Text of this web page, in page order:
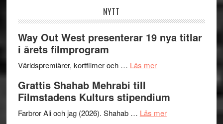
NYTT
Way Out West presenterar 19 nya titlar
i årets filmprogram
Världspremiärer, kortfilmer och … Läs merom
West
presenterar
Grattis Shahab Mehrabi till
Filmstadens Kulturs stipendium
Farbror Ali och jag (2026). Shahab … Läs merom